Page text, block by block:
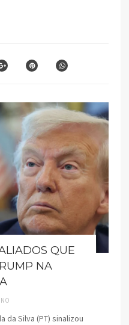
QUE
NA
da Silva (PT) sinalizou